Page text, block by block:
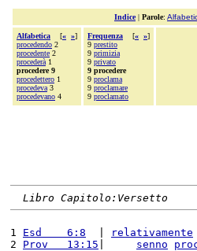
Indice| Parole:
Alfabetica [« »]
procedendo 2
procedente 2
procederà 1
procedere 9
procedettero 1
procedeva 3
procedevano 4
Frequenza [« »]
9 prestito
9 primizia
9 privato
9 procedere
9 proclama
9 proclamare
9 proclamato
Libro Capitolo:Versetto
1 Esd    6:8 relativamente
2 Prov   13:15 senno